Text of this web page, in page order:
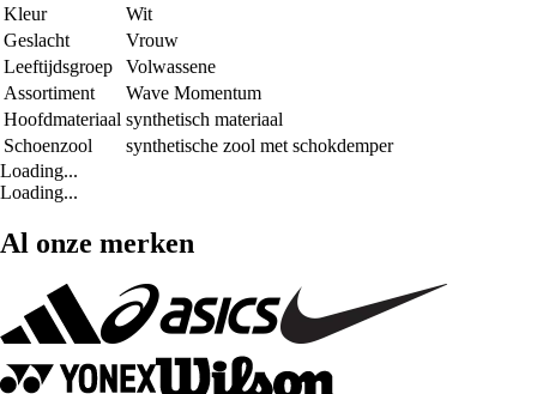
Kleur
Wit
Geslacht
Vrouw
Leeftijdsgroep
Volwassene
Assortiment
Wave Momentum
Hoofdmateriaal synthetisch materiaal
Schoenzool
synthetische zool met schokdemper
Loading...
Loading...
Al onze merken